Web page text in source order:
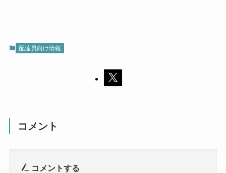
配達員向け情報
コメント
コメントする